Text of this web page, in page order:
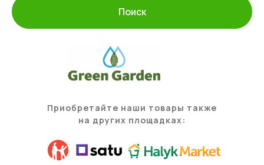
Поиск
Приобретайте наши товары также
на других площадках: